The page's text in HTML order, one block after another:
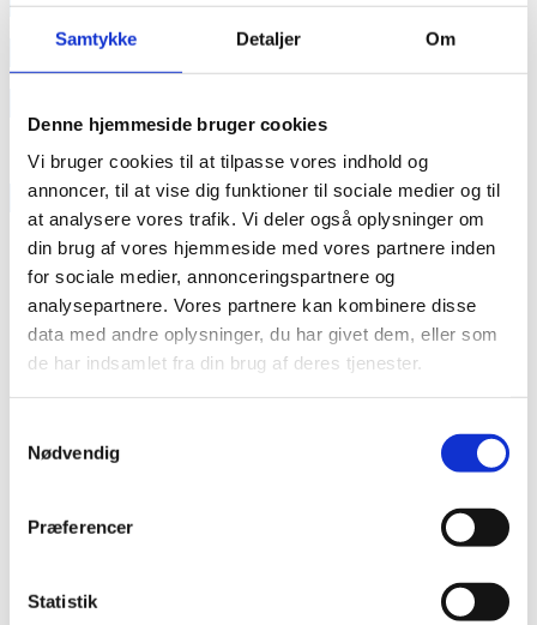
Samtykke Detaljer Om
Denne hjemmeside bruger cookies
Vi bruger cookies til at tilpasse vores indhold og
annoncer, til at vise dig funktioner til sociale medier og til
at analysere vores trafik. Vi deler også oplysninger om
din brug af vores hjemmeside med vores partnere inden
for sociale medier, annonceringspartnere og
analysepartnere. Vores partnere kan kombinere disse
data med andre oplysninger, du har givet dem, eller som
de har indsamlet fra din brug af deres tjenester.
Nødvendig
Præferencer
Statistik
annonce
RAINBOW BUSINESS DENMARK